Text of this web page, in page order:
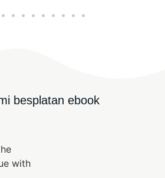
besplatan ebook